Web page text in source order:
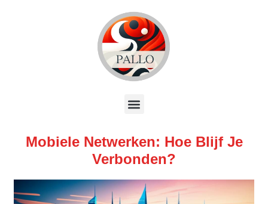
Mobiele Netwerken: Hoe Blijf Je
Verbonden?